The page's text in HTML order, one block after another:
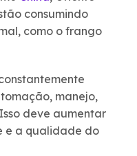
consumindo
como o frango
manejo,
deve aumentar
e a qualidade do